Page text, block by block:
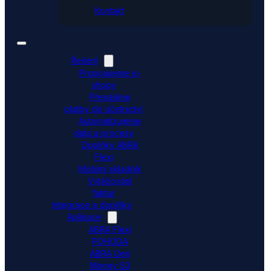
Kontakt
Řešení
Propojujeme e-
shopy
Přenášíme
platby do účetnictví
Automatizujeme
data a procesy
Doplňky ABRA
Flexi
Mobilní skladník
Vytěžování
faktur
Integrace a doplňky
Aplikace
ABRA Flexi
POHODA
ABRA Gen
Money S3